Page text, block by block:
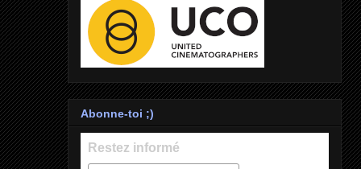
Abonne-toi ;)
Restez informé